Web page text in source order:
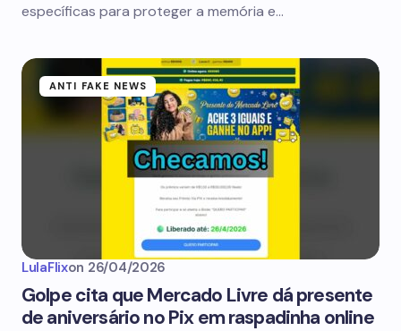
específicas para proteger a memória e…
ANTI FAKE NEWS
LulaFlixon 26/04/2026
Golpe cita que Mercado Livre dá presente
de aniversário no Pix em raspadinha online